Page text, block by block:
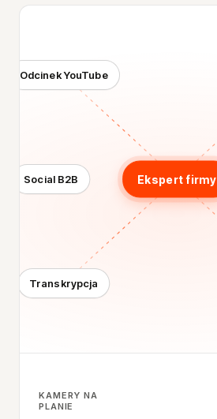
Ekspert firmy
Odcinek YouTube
Transkrypcja
Social B2B
KAMERY NA
PLANIE